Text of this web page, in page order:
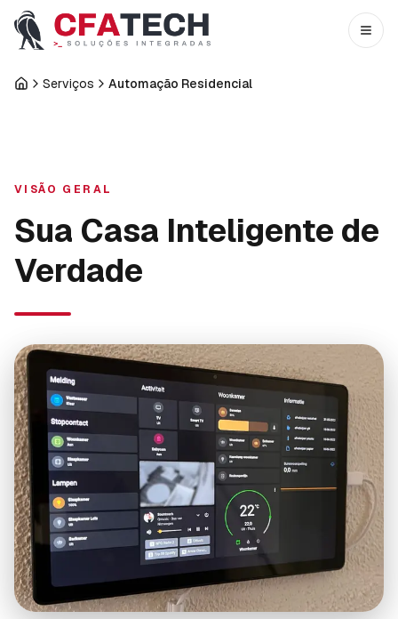
Pular para o conteúdo principal
Abrir
InícioServiços Automação Residencial
VISÃO GERAL
Sua Casa Inteligente de
Verdade